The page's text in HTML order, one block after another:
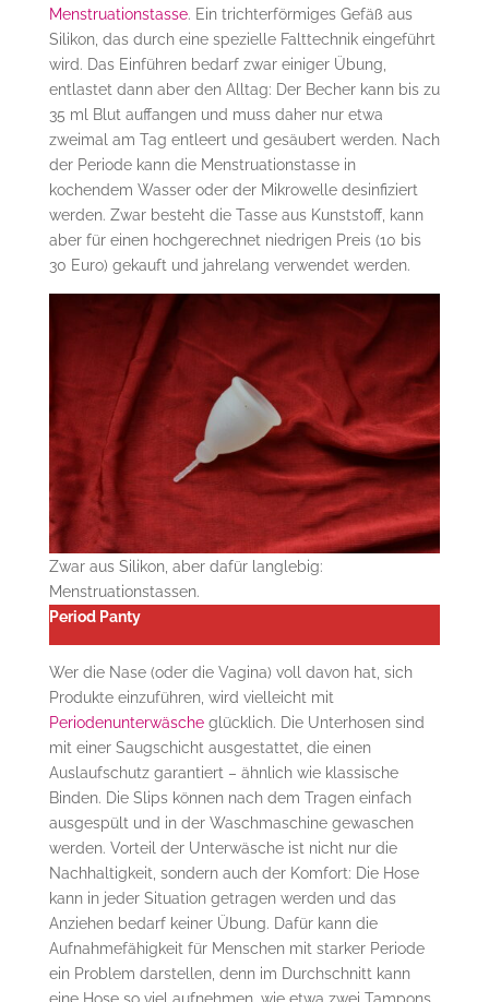
Menstruationstasse. Ein trichterförmiges Gefäß aus
Silikon, das durch eine spezielle Falttechnik eingeführt
wird. Das Einführen bedarf zwar einiger Übung,
entlastet dann aber den Alltag: Der Becher kann bis zu
35 ml Blut auffangen und muss daher nur etwa
zweimal am Tag entleert und gesäubert werden. Nach
der Periode kann die Menstruationstasse in
kochendem Wasser oder der Mikrowelle desinfiziert
werden. Zwar besteht die Tasse aus Kunststoff, kann
aber für einen hochgerechnet niedrigen Preis (10 bis
30 Euro) gekauft und jahrelang verwendet werden.
Zwar aus Silikon, aber dafür langlebig:
Menstruationstassen.
Period Panty
Wer die Nase (oder die Vagina) voll davon hat, sich
Produkte einzuführen, wird vielleicht mit
Periodenunterwäscheglücklich. Die Unterhosen sind
mit einer Saugschicht ausgestattet, die einen
Auslaufschutz garantiert – ähnlich wie klassische
Binden. Die Slips können nach dem Tragen einfach
ausgespült und in der Waschmaschine gewaschen
werden. Vorteil der Unterwäsche ist nicht nur die
Nachhaltigkeit, sondern auch der Komfort: Die Hose
kann in jeder Situation getragen werden und das
Anziehen bedarf keiner Übung. Dafür kann die
Aufnahmefähigkeit für Menschen mit starker Periode
ein Problem darstellen, denn im Durchschnitt kann
eine Hose so viel aufnehmen, wie etwa zwei Tampons.